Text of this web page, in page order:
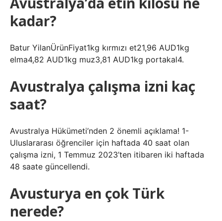
kadar?
Batur YilanÜrünFiyat1kg kırmızı et21,96 AUD1kg
elma4,82 AUD1kg muz3,81 AUD1kg portakal4.
Avustralya çalışma izni kaç
saat?
Avustralya Hükümeti’nden 2 önemli açıklama! 1-
Uluslararası öğrenciler için haftada 40 saat olan
çalışma izni, 1 Temmuz 2023’ten itibaren iki haftada
48 saate güncellendi.
Avusturya en çok Türk
nerede?